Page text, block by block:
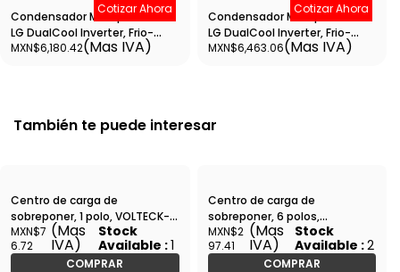
Cotizar Ahora
Condensador Minisplit Smart
LG DualCool Inverter, Frio-
Calor, 1 TON , 220V, 17.5 SEER -
MXN$6,180.42(Mas IVA)
Cotizar Ahora
Condensador Minisplit Smart
LG DualCool Inverter, Frio-
Calor, 1 TON, 110V, 18.5 SEER -
MXN$6,463.06(Mas IVA)
También te puede interesar
Centro de carga de
sobreponer, 1 polo, VOLTECK-
CCS-1 / 47193
MXN$7
6.72
(Mas
IVA)
Stock
Available :1
COMPRAR
Centro de carga de
sobreponer, 6 polos,
VOLTECK-CCS-6 / 47332
MXN$2
97.41
(Mas
IVA)
Stock
Available :2
COMPRAR